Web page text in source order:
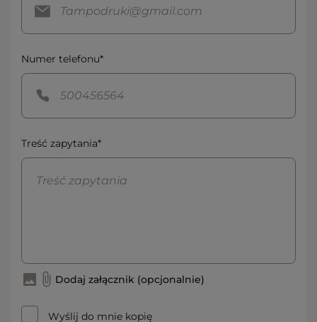
Numer telefonu*
Treść zapytania*
Dodaj załącznik (opcjonalnie)
Wyślij do mnie kopię